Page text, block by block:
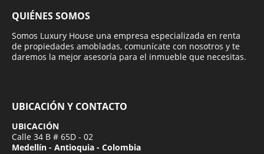
QUIÉNES SOMOS
Somos Luxury House una empresa especializada en renta
de propiedades amobladas, comunícate con nosotros y te
daremos la mejor asesoría para el inmueble que necesitas.
UBICACIÓN Y CONTACTO
UBICACIÓN
Calle 34 B # 65D - 02
Medellín - Antioquia - Colombia